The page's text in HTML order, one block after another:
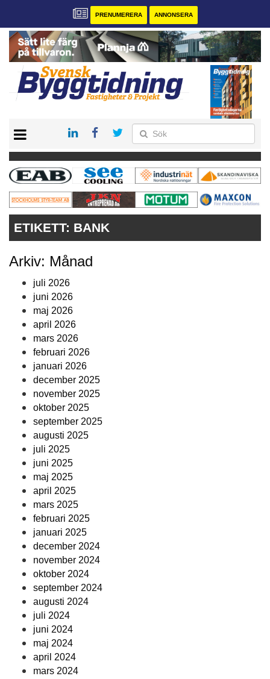
PRENUMERERA ANNONSERA
PRENUMERERA
VÅRA ANDRA MAGASIN
ANNONSERA
KONTAKT
ETIKETT: BANK
Arkiv: Månad
juli 2026
juni 2026
maj 2026
april 2026
mars 2026
februari 2026
januari 2026
december 2025
november 2025
oktober 2025
september 2025
augusti 2025
juli 2025
juni 2025
maj 2025
april 2025
mars 2025
februari 2025
januari 2025
december 2024
november 2024
oktober 2024
september 2024
augusti 2024
juli 2024
juni 2024
maj 2024
april 2024
mars 2024